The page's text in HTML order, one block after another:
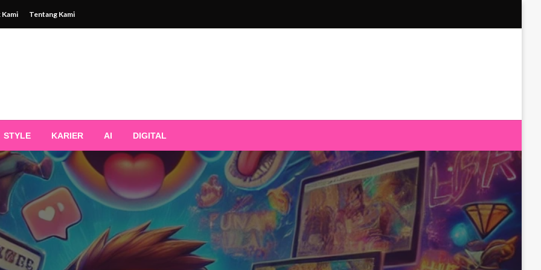
Tentang Kami
STYLE KARIER AI DIGITAL